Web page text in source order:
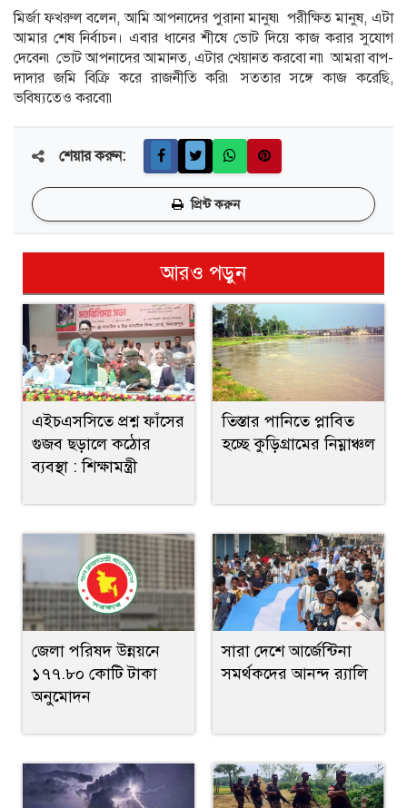
মির্জা ফখরুল বলেন, আমি আপনাদের পুরানা মানুষ৷ পরীক্ষিত মানুষ, এটা
আমার শেষ নির্বাচন। এবার ধানের শীষে ভোট দিয়ে কাজ করার সুযোগ
দেবেন৷ ভোট আপনাদের আমানত, এটার খেয়ানত করবো না৷ আমরা বাপ-
দাদার জমি বিক্রি করে রাজনীতি করি৷ সততার সঙ্গে কাজ করেছি,
ভবিষ্যতেও করবো৷
শেয়ার করুন:
প্রিন্ট করুন
আরও পড়ুন
এইচএসসিতে প্রশ্ন ফাঁসের
গুজব ছড়ালে কঠোর
ব্যবস্থা : শিক্ষামন্ত্রী
তিস্তার পানিতে প্লাবিত
হচ্ছে কুড়িগ্রামের নিম্নাঞ্চল
জেলা পরিষদ উন্নয়নে
১৭৭.৮০ কোটি টাকা
অনুমোদন
সারা দেশে আর্জেন্টিনা
সমর্থকদের আনন্দ র‍্যালি